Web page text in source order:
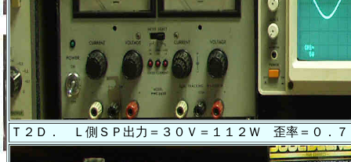
Ｔ２Ｄ． Ｌ側ＳＰ出力＝３０Ｖ＝１１２Ｗ 歪率＝０．